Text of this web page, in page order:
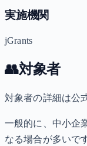
実施機関
jGrants
👥対象者
対象者の詳細は公
一般的に、中小企
なる場合が多いで